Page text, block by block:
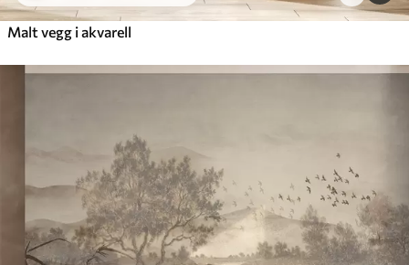
Malt vegg i akvarell